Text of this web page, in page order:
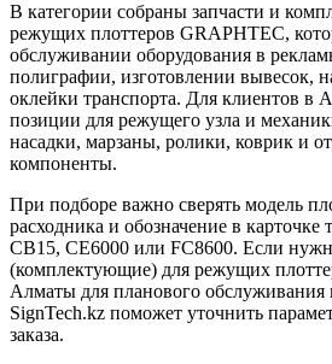
В категории собраны запчасти и
режущих плоттеров GRAPHTEC,
обслуживании оборудования в
полиграфии, изготовлении вывесок,
оклейки транспорта. Для клиентов в
позиции для режущего узла и
насадки, марзаны, ролики, коврик и
компоненты.
При подборе важно сверять модель
расходника и обозначение в
CB15, CE6000 или FC8600. Если
(комплектующие) для режущих
Алматы для планового
SignTech.kz поможет уточнить
заказа.